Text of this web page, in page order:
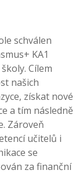
schválen
KA1
Cílem
našich
získat nové
a tím následně
Zároveň
učitelů i
se
za finanční